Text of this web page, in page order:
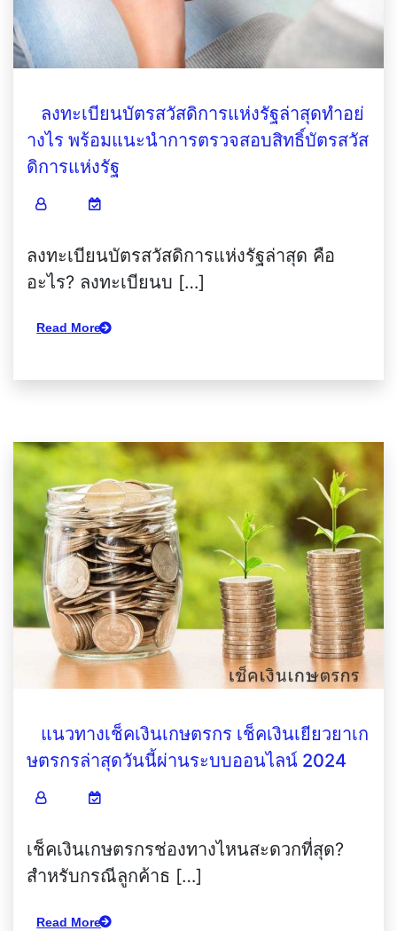
ลงทะเบียนบัตรสวัสดิการแห่งรัฐล่าสุดทำอย่
างไร พร้อมแนะนำการตรวจสอบสิทธิ์บัตรสวัส
ดิการแห่งรัฐ
ลงทะเบียนบัตรสวัสดิการแห่งรัฐล่าสุด คือ
อะไร? ลงทะเบียนบ […]
Read More
แนวทางเช็คเงินเกษตรกร เช็คเงินเยียวยาเก
ษตรกรล่าสุดวันนี้ผ่านระบบออนไลน์ 2024
เช็คเงินเกษตรกรช่องทางไหนสะดวกที่สุด?
สำหรับกรณีลูกค้าธ […]
Read More